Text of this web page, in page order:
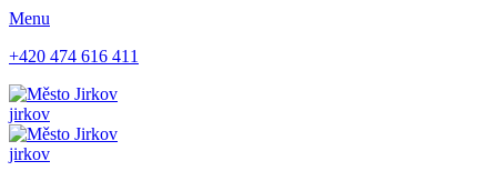
Menu
+420 474 616 411
jirkov
jirkov